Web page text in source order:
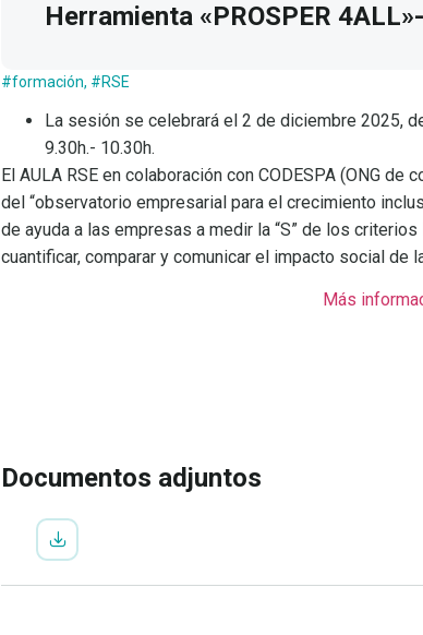
Herramienta «PROSPER
#formación, #RSE
La sesión se celebrará el 2 de diciembre 2025,
9.30h.- 10.30h.
El AULA RSE en colaboración con CODESPA (ONG
del “observatorio empresarial para el crecimiento
de ayuda a las empresas a medir la “S” de los
cuantificar, comparar y comunicar el impacto social
Más
Documentos adjuntos